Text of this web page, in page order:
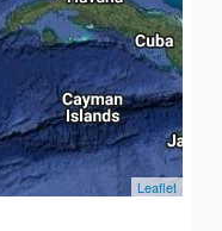
Leaflet